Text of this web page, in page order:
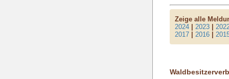
Zeige alle
2024 |2023 |
2017 |2016 |